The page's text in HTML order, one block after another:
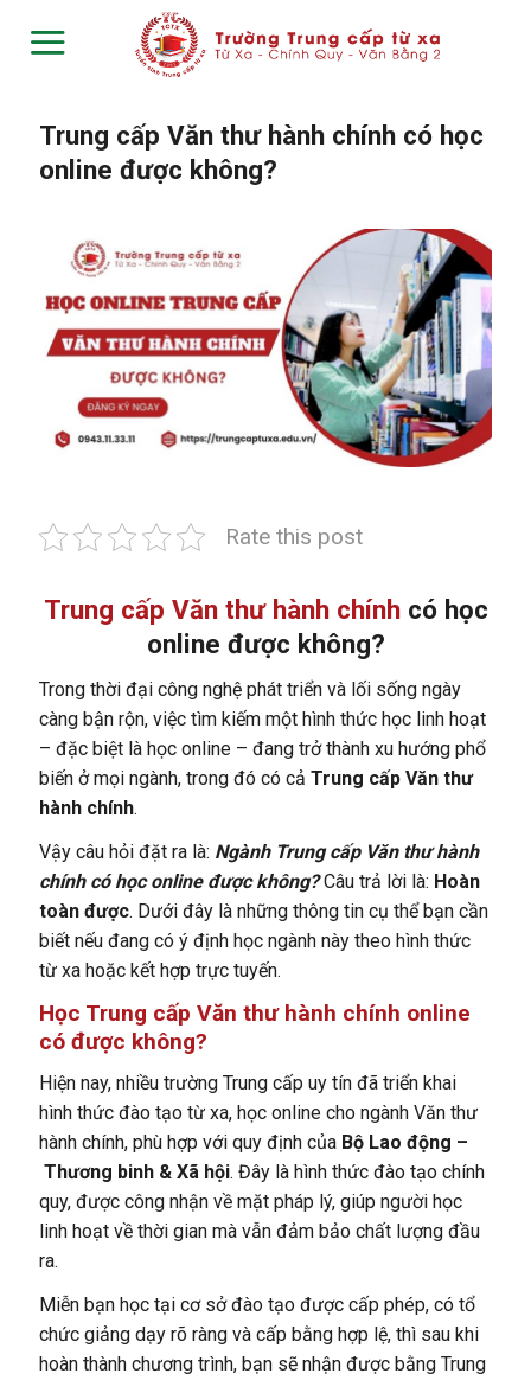
Trung cấp Văn thư hành chính có học
online được không?
Rate this post
Trung cấp Văn thư hành chínhcó học
online được không?
Trong thời đại công nghệ phát triển và lối sống ngày
càng bận rộn, việc tìm kiếm một hình thức học linh hoạt
– đặc biệt là học online – đang trở thành xu hướng phổ
biến ở mọi ngành, trong đó có cả Trung cấp Văn thư
hành chính.
Vậy câu hỏi đặt ra là: Ngành Trung cấp Văn thư hành
chính có học online được không?Câu trả lời là: Hoàn
toàn được. Dưới đây là những thông tin cụ thể bạn cần
biết nếu đang có ý định học ngành này theo hình thức
từ xa hoặc kết hợp trực tuyến.
Học Trung cấp Văn thư hành chính online
có được không?
Hiện nay, nhiều trường Trung cấp uy tín đã triển khai
hình thức đào tạo từ xa, học online cho ngành Văn thư
hành chính, phù hợp với quy định của Bộ Lao động –
Thương binh & Xã hội. Đây là hình thức đào tạo chính
quy, được công nhận về mặt pháp lý, giúp người học
linh hoạt về thời gian mà vẫn đảm bảo chất lượng đầu
ra.
Miễn bạn học tại cơ sở đào tạo được cấp phép, có tổ
chức giảng dạy rõ ràng và cấp bằng hợp lệ, thì sau khi
hoàn thành chương trình, bạn sẽ nhận được bằng Trung